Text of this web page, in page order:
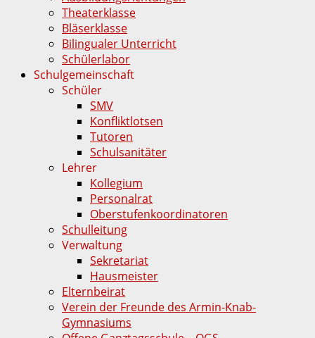
Theaterklasse
Bläserklasse
Bilingualer Unterricht
Schülerlabor
Schulgemeinschaft
Schüler
SMV
Konfliktlotsen
Tutoren
Schulsanitäter
Lehrer
Kollegium
Personalrat
Oberstufenkoordinatoren
Schulleitung
Verwaltung
Sekretariat
Hausmeister
Elternbeirat
Verein der Freunde des Armin-Knab-
Gymnasiums